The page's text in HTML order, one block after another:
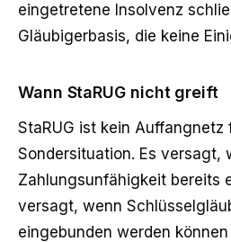
eingetretene Insolvenz
Gläubigerbasis, die keine
Wann StaRUG nicht greift
StaRUG ist kein Auffangnetz
Sondersituation. Es versagt,
Zahlungsunfähigkeit bereits
versagt, wenn
eingebunden werden